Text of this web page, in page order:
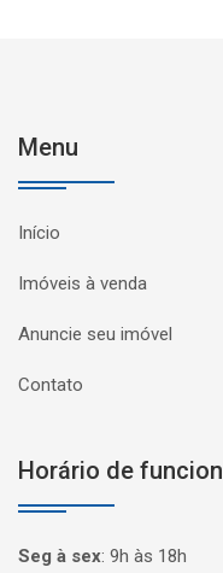
Menu
Início
Imóveis à venda
Anuncie seu imóvel
Contato
Horário de
Seg à sex: 9h às 18h